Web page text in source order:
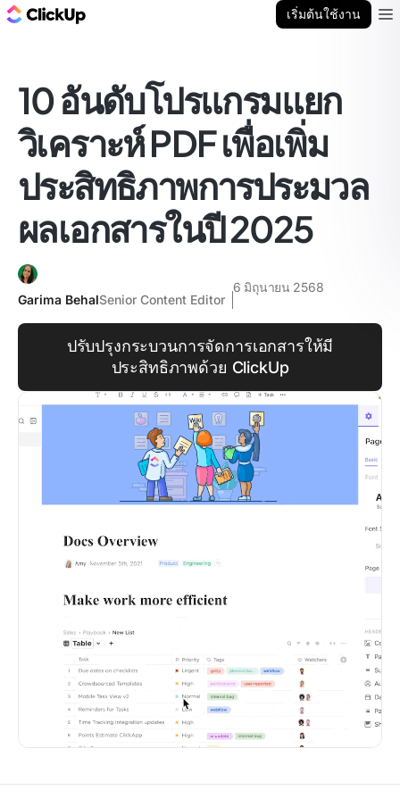
เริ่มต้นใช้งาน
10 อันดับโปรแกรมแยก
วิเคราะห์ PDF เพื่อเพิ่ม
ประสิทธิภาพการประมวล
ผลเอกสารในปี 2025
Garima BehalSenior Content Editor
6 มิถุนายน 2568
ปรับปรุงกระบวนการจัดการเอกสารให้มี
ประสิทธิภาพด้วย ClickUp